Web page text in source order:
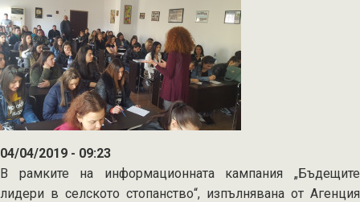
Пловдив
2019
04/04/2019 - 09:23
В рамките на информационната кампания „Бъдещите
лидери в селското стопанство“, изпълнявана от Агенция